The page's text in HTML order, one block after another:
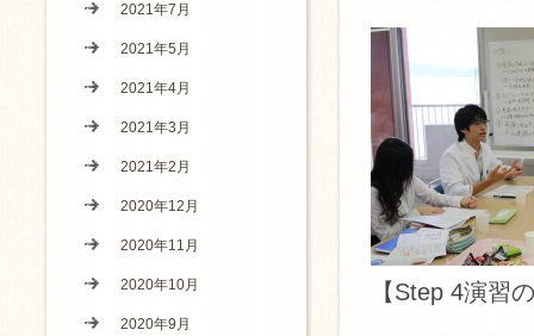
【
2021年7月
2021年5月
2021年4月
2021年3月
2021年2月
2020年12月
2020年11月
2020年10月
2020年9月